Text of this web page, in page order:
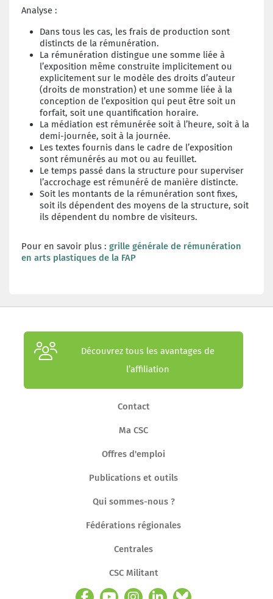
Analyse :
Dans tous les cas, les frais de production sont
distincts de la rémunération.
La rémunération distingue une somme liée à
l’exposition même construite implicitement ou
explicitement sur le modèle des droits d’auteur
(droits de monstration) et une somme liée à la
conception de l’exposition qui peut être soit un
forfait, soit une quantification horaire.
La médiation est rémunérée soit à l’heure, soit à la
demi-journée, soit à la journée.
Les textes fournis dans le cadre de l’exposition
sont rémunérés au mot ou au feuillet.
Le temps passé dans la structure pour superviser
l’accrochage est rémunéré de manière distincte.
Soit les montants de la rémunération sont fixes,
soit ils dépendent des moyens de la structure, soit
ils dépendent du nombre de visiteurs.
Pour en savoir plus : grille générale de rémunération
en arts plastiques de la FAP
Découvrez tous les avantages de
l’affiliation
Contact
Ma CSC
Offres d'emploi
Publications et outils
Qui sommes-nous ?
Fédérations régionales
Centrales
CSC Militant